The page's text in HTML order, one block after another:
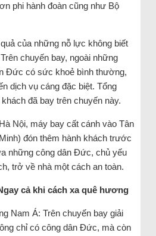
phi hành đoàn cũng như Bộ
của những nỗ lực không biết
chuyến bay, ngoài những
Đức có sức khoẻ bình thường,
dịch vụ cáng đặc biệt. Tổng
đã bay trên chuyến này.
Nội, máy bay cất cánh vào Tân
đón thêm hành khách trước
những công dân Đức, chủ yếu
trở về nhà một cách an toàn.
cả khi cách xa quê hương
Nam Á: Trên chuyến bay giải
chỉ có công dân Đức, mà còn